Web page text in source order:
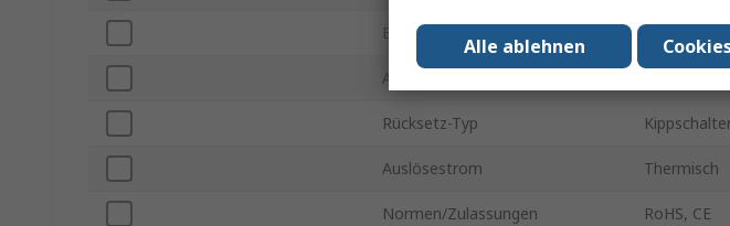
Befestigungslochgröße
Auslöseart
Rücksetz-Typ
Auslösestrom Thermisch
Normen/Zulassungen RoHS, CE
Alle ablehnen